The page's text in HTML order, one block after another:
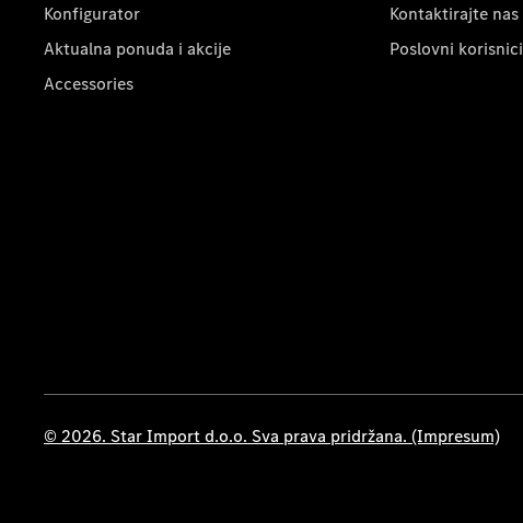
Konfigurator
Aktualna ponuda i akcije
Accessories
Kontaktirajte nas
Poslovni korisnici
© 2026. Star Import d.o.o. Sva prava pridržana. (Impresum)